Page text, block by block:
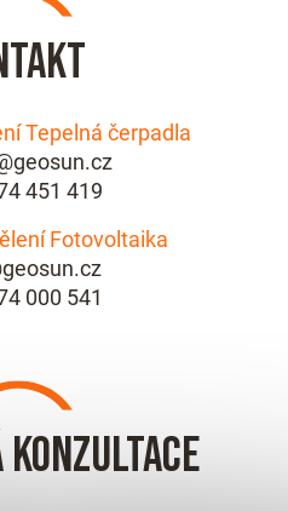
Tepelná čerpadla
451 419
Fotovoltaika
000 541
konzultace